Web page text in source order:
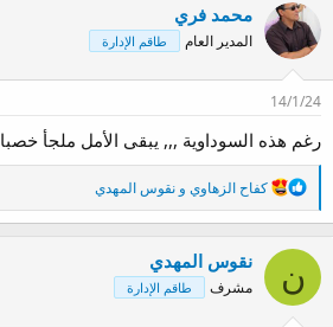
ا
ع
ل
:
محمد فري
المدير العام طاقم الإدارة
14/1/24
رغم هذه السوداوية ,,, يبقى الأمل ملجأ خصبا
ا
ت
ا
ع
ل
كفاح الزهاوي و نقوس المهدي
ن نقوس المهدي
مشرف طاقم الإدارة